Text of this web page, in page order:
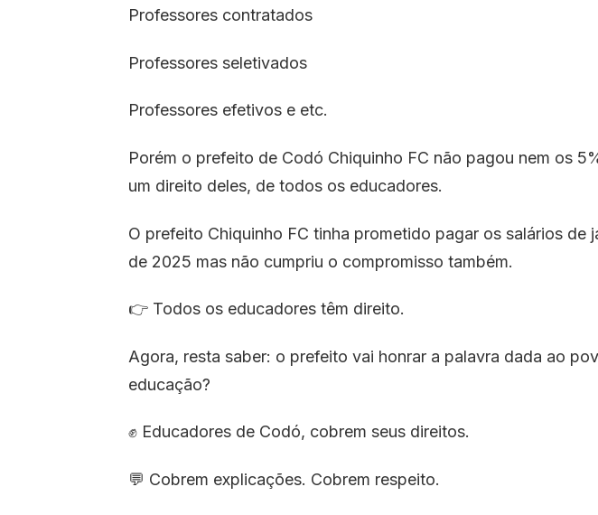
Professores contratados
Professores seletivados
Professores efetivos e etc.
Porém o prefeito de Codó Chiquinho FC não pagou nem os
um direito deles, de todos os educadores.
O prefeito Chiquinho FC tinha prometido pagar os salários de
de 2025 mas não cumpriu o compromisso também.
👉 Todos os educadores têm direito.
Agora, resta saber: o prefeito vai honrar a palavra dada ao
educação?
✊ Educadores de Codó, cobrem seus direitos.
💬 Cobrem explicações. Cobrem respeito.